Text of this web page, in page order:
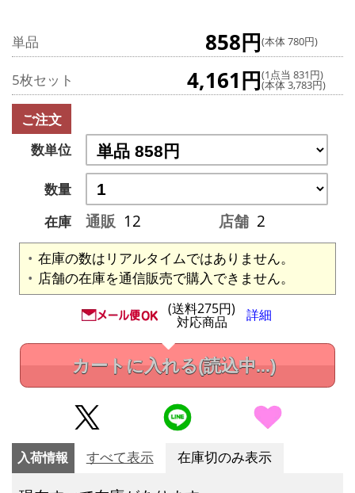
単品 858円(本体 780円)
5枚セット 4,161円(1点当 831円)
(本体 3,783円)
ご注文
数単位
数量
在庫
通販 12 店舗 2
在庫の数はリアルタイムではありません。
店舗の在庫を通信販売で購入できません。
(送料275円)
対応商品 詳細
カートに入れる(読込中...)
入荷情報 すべて表示 在庫切のみ表示